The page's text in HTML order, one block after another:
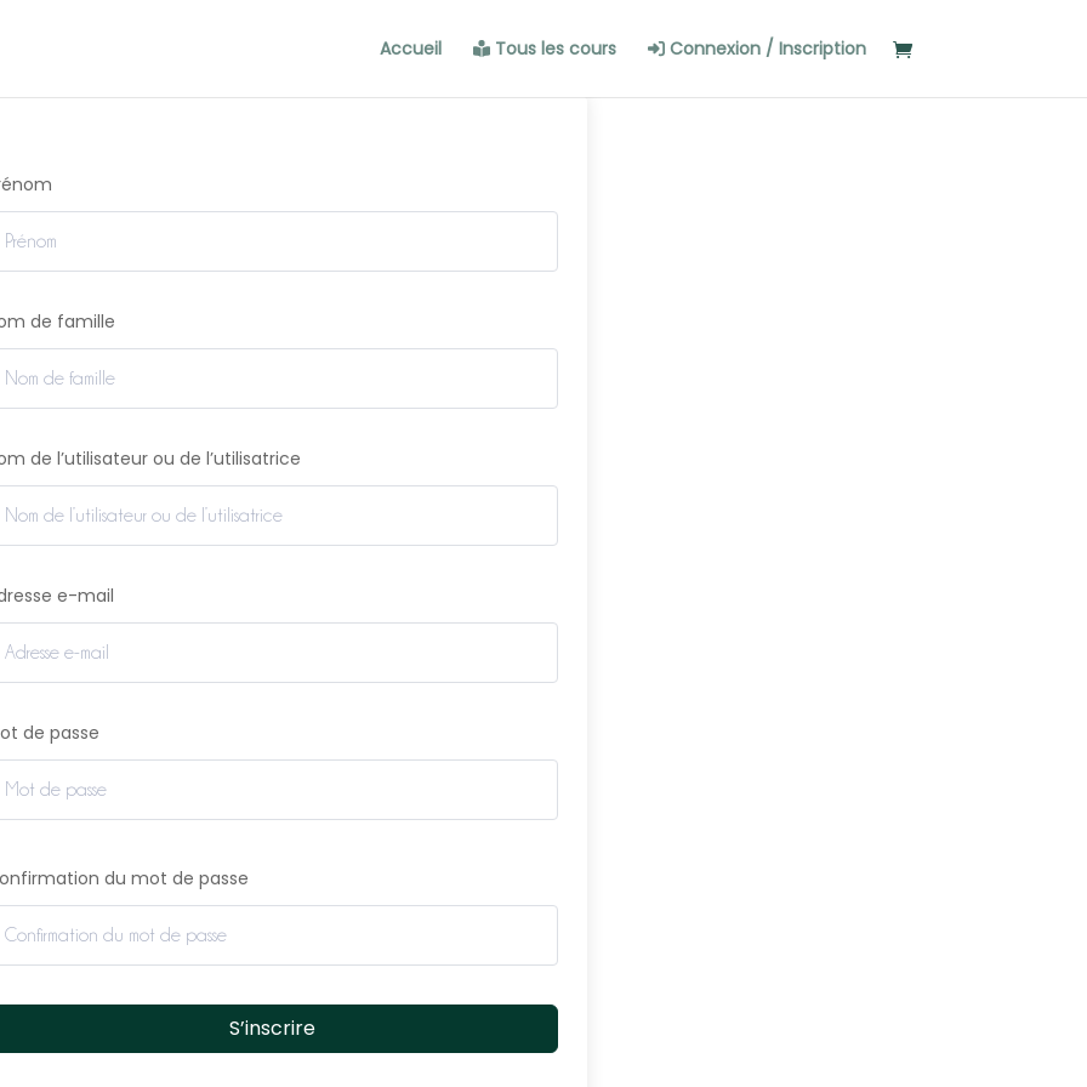
Accueil Tous les cours Connexion / Inscription
de famille
de l’utilisateur ou de l’utilisatrice
e-mail
de passe
du mot de passe
S’inscrire